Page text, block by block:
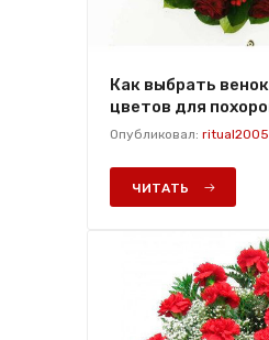
Как выбрать
цветов для
Опубликовал: ritual2005
ЧИТАТЬ